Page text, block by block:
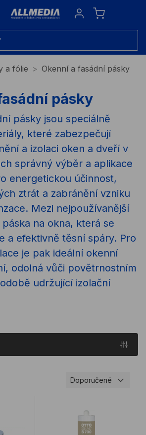
Sign in
a fólie Okenní a fasádní pásky
pásky
pásky jsou speciálně
které zabezpečují
a izolaci oken a dveří v
správný výběr a aplikace
energetickou účinnost,
ztrát a zabránění vzniku
Mezi nejpoužívanější
na okna, která se
a efektivně těsní spáry. Pro
je pak ideální okenní
odolná vůči povětrnostním
udržující izolační
Doporučené
CONNECT OUTSIDE FD
Paropropustný silikon